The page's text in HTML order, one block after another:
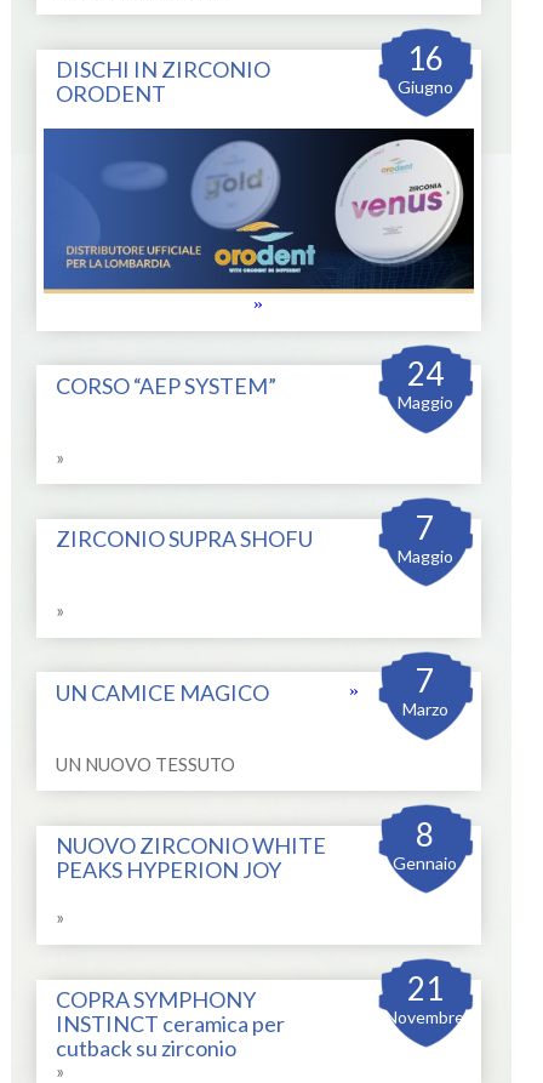
16
Giugno
DISCHI IN ZIRCONIO
ORODENT
»
24
Maggio
CORSO “AEP SYSTEM”
»
7
Maggio
ZIRCONIO SUPRA SHOFU
»
7
Marzo
UN CAMICE MAGICO
UN NUOVO TESSUTO
»
8
Gennaio
NUOVO ZIRCONIO WHITE
PEAKS HYPERION JOY
»
21
Novembre
COPRA SYMPHONY
INSTINCT ceramica per
cutback su zirconio
»